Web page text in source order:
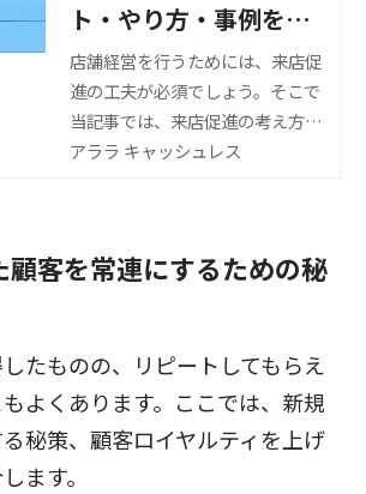
ト・やり方・事例をご
紹介
店舗経営を行うためには、来店促
進の工夫が必須でしょう。そこで
当記事では、来店促進の考え方に
ついて説明します。また、来店促
します。多くのお客様に来店して
う。
アララ キャッシュレス
顧客を常連にするための秘
たものの、リピートしてもらえ
よくあります。ここでは、新規
秘策、顧客ロイヤルティを上げ
ます。